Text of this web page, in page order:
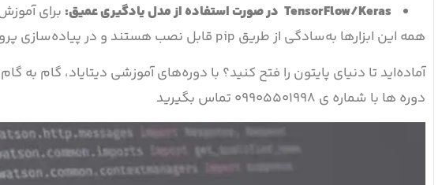
TensorFlow/Keras در صورت استفاده از مدل یادگیری عمیق: برای
همه این ابزارها به‌سادگی از طریق pip قابل نصب هستند و در پیاده‌سازی پروژه
آماده‌اید تا دنیای پایتون را فتح کنید؟ با دوره‌های آموزشی دیتایاد، گام به
دوره ها با شماره ی ۰۹۹۰۵۵۰۱۹۹۸ تماس بگیرید